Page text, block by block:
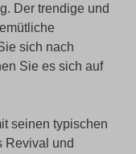
Der trendige und
sich nach
Sie es sich auf
seinen typischen
Revival und